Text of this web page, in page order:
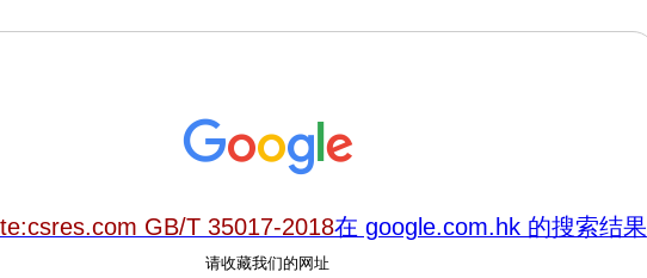
GB/T 35017-2018在 google.com.hk 的搜索结果
请收藏我们的网址